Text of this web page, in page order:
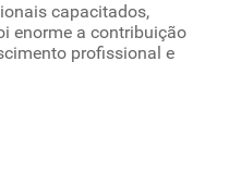
capacitados,
enorme a contribuição
profissional e